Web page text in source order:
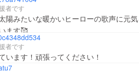
者です
陽みたいな暖かいヒーローの歌声に元
者です
います！頑張ってください！